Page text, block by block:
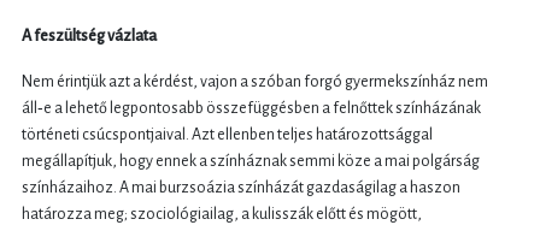
A feszültség vázlata
Nem érintjük azt a kérdést, vajon a szóban forgó gyermekszínház nem
áll‑e a lehető legpontosabb összefüggésben a felnőttek színházának
történeti csúcspontjaival. Azt ellenben teljes határozottsággal
megállapítjuk, hogy ennek a színháznak semmi köze a mai polgárság
színházaihoz. A mai burzsoázia színházát gazdaságilag a haszon
határozza meg; szociológiailag, a kulisszák előtt és mögött,